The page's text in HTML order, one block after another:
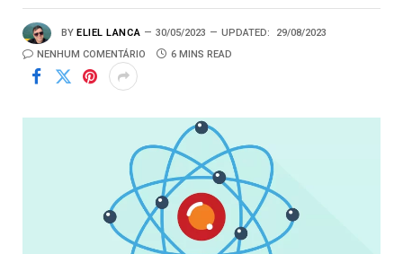
BY ELIEL LANCA 30/05/2023 UPDATED:
29/08/2023
NENHUM COMENTÁRIO
6 MINS READ